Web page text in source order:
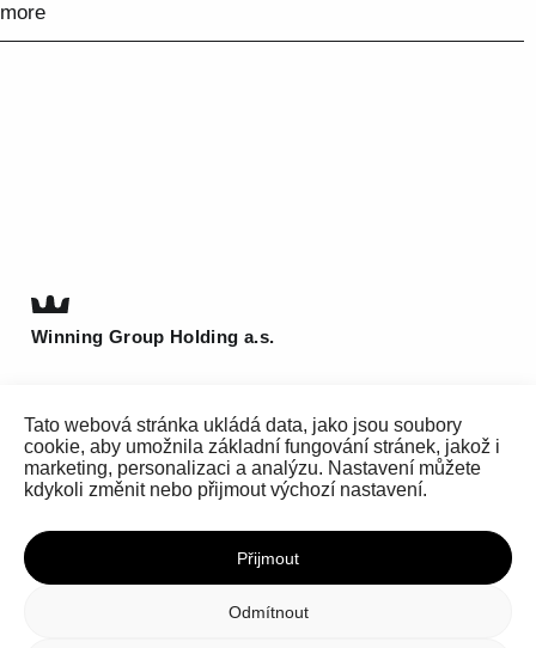
Tato webová stránka ukládá data, jako jsou soubory
cookie, aby umožnila základní fungování stránek, jakož i
marketing, personalizaci a analýzu. Nastavení můžete
kdykoli změnit nebo přijmout výchozí nastavení.
Přijmout
Odmítnout
more
Winning Group Holding a.s.
612 00 Brno
T(+420) 511 185 800
info@be-winning.com
Nahoru